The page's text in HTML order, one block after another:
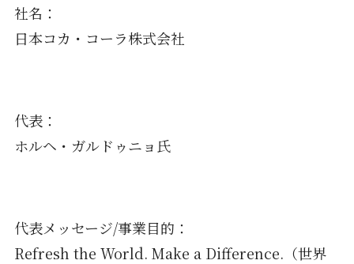
社名：
日本コカ・コーラ株式会社
代表：
ホルヘ・ガルドゥニョ氏
代表メッセージ/事業目的：
Refresh the World. Make a Difference.（世界